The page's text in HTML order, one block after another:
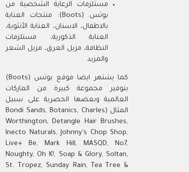
مستلزمات الرعاية الشخصية من
بوتس (Boots): منتجات العناية
بالاطفال، الاسنان، العناية الأنثوية،
العناية الذكورية، مستلزمات
النظافة، مزيل العرق، مزيل الشعر
والمزيد
كما يشتهر ايضا موقع بوتس (Boots)
بتوفير مجموعة كبيرة من الماركات
العالمية وبعضها الحصرية على سبيل
المثال (Bondi Sands, Botanics, Charles
Worthington, Detangle Hair Brushes,
Inecto Naturals, Johnny's Chop Shop,
Live+ Be, Mark Hill, MASQD, No7,
Noughty, Oh K!, Soap & Glory, Soltan,
St. Tropez, Sunday Rain, Tea Tree &